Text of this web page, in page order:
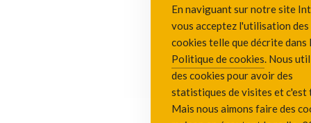
En naviguant sur notre site
vous acceptez l'utilisation des
cookies telle que décrite dans
Politique de cookies. Nous
des cookies pour avoir des
statistiques de visites et c'est
Mais nous aimons faire des